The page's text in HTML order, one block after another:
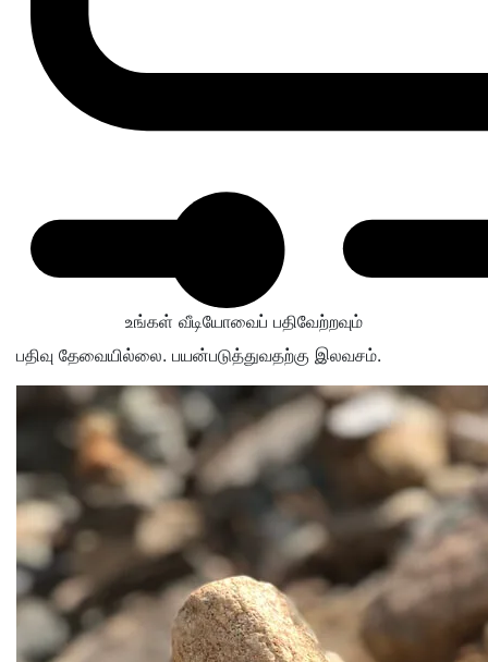
உங்கள் வீடியோவைப் பதிவேற்றவும்
பதிவு தேவையில்லை. பயன்படுத்துவதற்கு இலவசம்.